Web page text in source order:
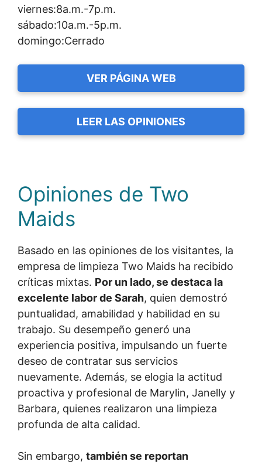
viernes:8a.m.-7p.m.
sábado:10a.m.-5p.m.
domingo:Cerrado
VER PÁGINA WEB
LEER LAS OPINIONES
Opiniones de Two
Maids
Basado en las opiniones de los visitantes, la
empresa de limpieza Two Maids ha recibido
críticas mixtas. Por un lado, se destaca la
excelente labor de Sarah, quien demostró
puntualidad, amabilidad y habilidad en su
trabajo. Su desempeño generó una
experiencia positiva, impulsando un fuerte
deseo de contratar sus servicios
nuevamente. Además, se elogia la actitud
proactiva y profesional de Marylin, Janelly y
Barbara, quienes realizaron una limpieza
profunda de alta calidad.
Sin embargo, también se reportan